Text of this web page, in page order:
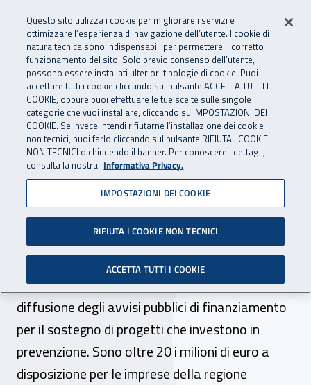
INAIL - Istituto Nazionale
Apri cerca
Navigazione principale
Navigazione - Ti trovi in:
Home Inail comunica News
05 aprile 2017
A Venezia la seconda tappa
del road show Veneto
Il 3 aprile nella sede Inail di Venezia Terraferma
si è tenuto il secondo appuntamento per la
diffusione degli avvisi pubblici di finanziamento
per il sostegno di progetti che investono in
prevenzione. Sono oltre 20 i milioni di euro a
disposizione per le imprese della regione
Questo sito utilizza i cookie per migliorare i servizi e
ottimizzare l’esperienza di navigazione dell’utente. I cookie di
natura tecnica sono indispensabili per permettere il corretto
funzionamento del sito. Solo previo consenso dell’utente,
possono essere installati ulteriori tipologie di cookie. Puoi
accettare tutti i cookie cliccando sul pulsante ACCETTA TUTTI I
COOKIE, oppure puoi effettuare le tue scelte sulle singole
categorie che vuoi installare, cliccando su IMPOSTAZIONI DEI
COOKIE. Se invece intendi rifiutarne l’installazione dei cookie
non tecnici, puoi farlo cliccando sul pulsante RIFIUTA I COOKIE
NON TECNICI o chiudendo il banner. Per conoscere i dettagli,
consulta la nostra Informativa Privacy.
IMPOSTAZIONI DEI COOKIE
RIFIUTA I COOKIE NON TECNICI
ACCETTA TUTTI I COOKIE